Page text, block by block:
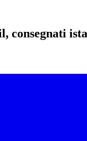
consegnati